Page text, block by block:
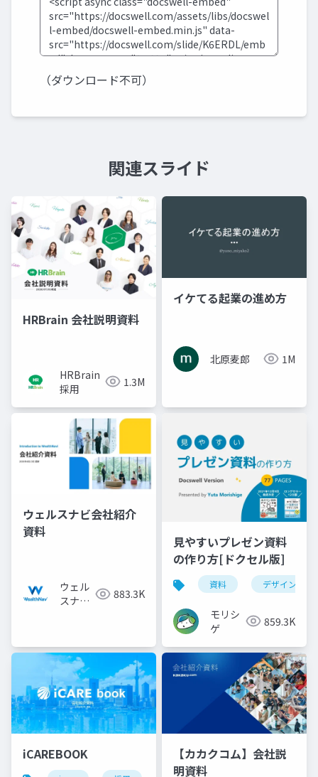
（ダウンロード不可）
関連スライド
HRBrain 会社説明資料
HRBrain
採用
1.3M
イケてる起業の進め方
北原麦郎 1M
ウェルスナビ会社紹介
資料
ウェル
スナビ
883.3K
見やすいプレゼン資料
の作り方[ドクセル版]
資料 デザイン
モリシ
ゲ
859.3K
iCAREBOOK
【カカクコム】会社説
明資料